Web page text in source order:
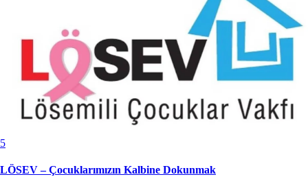
5
LÖSEV – Çocuklarımızın Kalbine Dokunmak